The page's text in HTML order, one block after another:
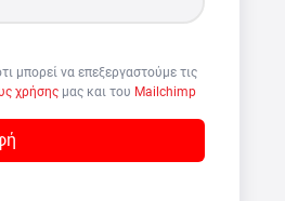
μπορεί να επεξεργαστούμε τις
χρήσης μας και του Mailchimp